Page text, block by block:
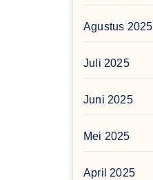
Agustus 2025
Juli 2025
Juni 2025
Mei 2025
April 2025